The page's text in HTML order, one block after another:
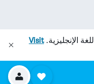
الإنجليزية.Visit